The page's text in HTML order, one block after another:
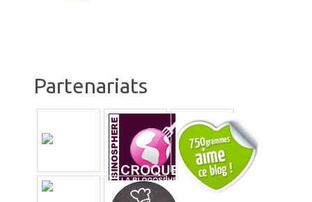
Partenariats